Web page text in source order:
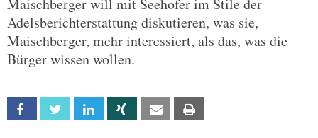
Maischberger will mit Seehofer im Stile der
Adelsberichterstattung diskutieren, was sie,
Maischberger, mehr interessiert, als das, was die
Bürger wissen wollen.
Facebook Twitter Linkedin Xing Email